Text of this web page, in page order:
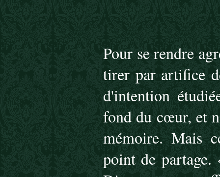
Pour se rendre
tirer par artifice
d'intention
fond du cœur, et
mémoire. Mais
point de